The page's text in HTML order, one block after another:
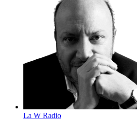
La W Radio